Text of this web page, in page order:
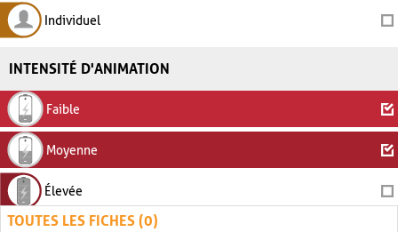
Individuel
INTENSITÉ D'ANIMATION
Faible
Moyenne
Élevée
TOUTES LES FICHES (0)